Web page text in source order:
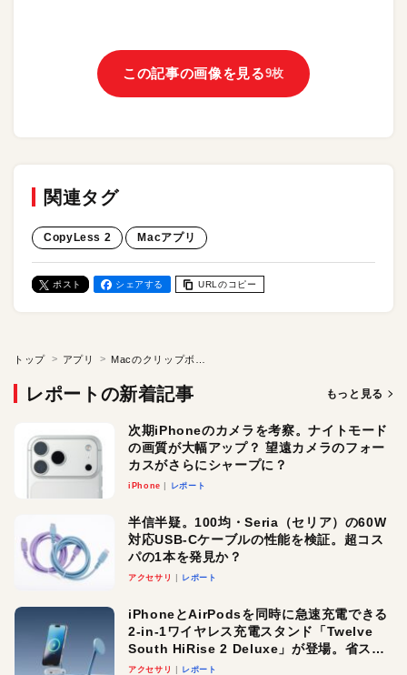
この記事の画像を見る9枚
関連タグ
CopyLess 2 Macアプリ
ポスト シェアする URLのコピー
トップ アプリ
レポートの新着記事 もっと見る
次期iPhoneのカメラを考察。ナイトモード
の画質が大幅アップ？ 望遠カメラのフォー
カスがさらにシャープに？
iPhone レポート
半信半疑。100均・Seria（セリア）の60W
対応USB-Cケーブルの性能を検証。超コス
パの1本を発見か？
アクセサリ レポート
iPhoneとAirPodsを同時に急速充電できる
2-in-1ワイヤレス充電スタンド「Twelve
South HiRise 2 Deluxe」が登場。省スペ
ースでおしゃれに充電したい人にオスス
アクセサリ レポート